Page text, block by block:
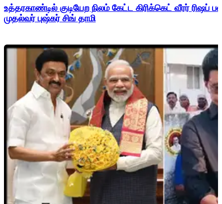
உத்தரகாண்டில் குடியேற நிலம் கேட்ட கிரிக்கெட் வீரர்
முதல்வர் புஷ்கர் சிங் தாமி